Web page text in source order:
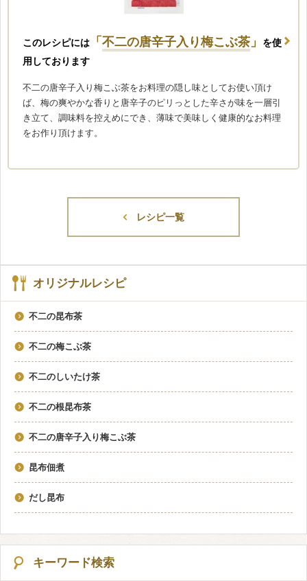
このレシピには 「 不二の唐辛子入り梅こぶ茶 」
を使
用しております
不二の唐辛子入り梅こぶ茶をお料理の隠し味としてお使い頂け
ば、梅の爽やかな香りと唐辛子のピリっとした辛さが味を一層引
き立て、調味料を控えめにでき、薄味で美味しく健康的なお料理
をお作り頂けます。
レシピ一覧
オリジナルレシピ
不二の昆布茶
不二の梅こぶ茶
不二のしいたけ茶
不二の根昆布茶
不二の唐辛子入り梅こぶ茶
昆布佃煮
だし昆布
キーワード検索